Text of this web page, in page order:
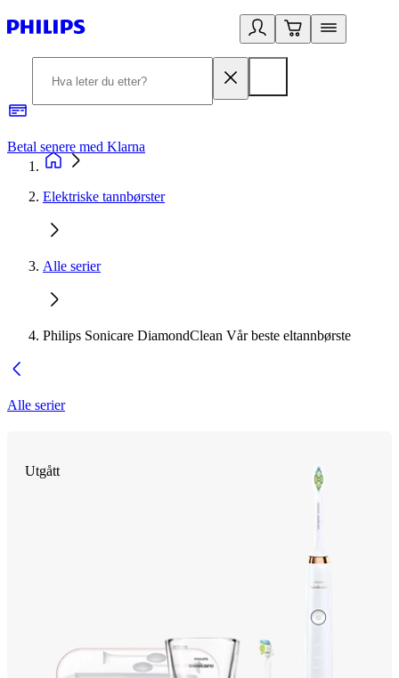
Betal senere med Klarna
Elektriske tannbørster
Alle serier
Philips Sonicare DiamondClean Vår beste eltannbørste
Alle serier
Utgått